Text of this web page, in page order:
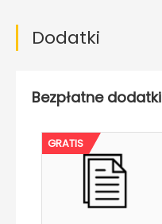
Dodatki
Bezpłatne dodatki
GRATIS